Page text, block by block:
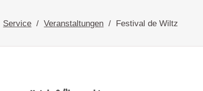
Service Veranstaltungen Festival de Wiltz